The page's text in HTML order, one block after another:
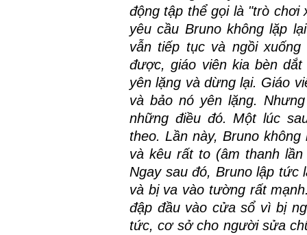
động tập thể gọi là "trò chơi
yêu cầu Bruno không lặp
vẫn tiếp tục và ngồi xuống
được, giáo viên kia bèn
yên lặng và dừng lại. Giáo
và bảo nó yên lặng.
những điều đó. Một lúc
theo. Lần này, Bruno
và kêu rất to (âm thanh
Ngay sau đó, Bruno lập tức
và bị va vào tường rất
đập đầu vào cửa sổ vì bị
tức, cơ sở cho người sửa